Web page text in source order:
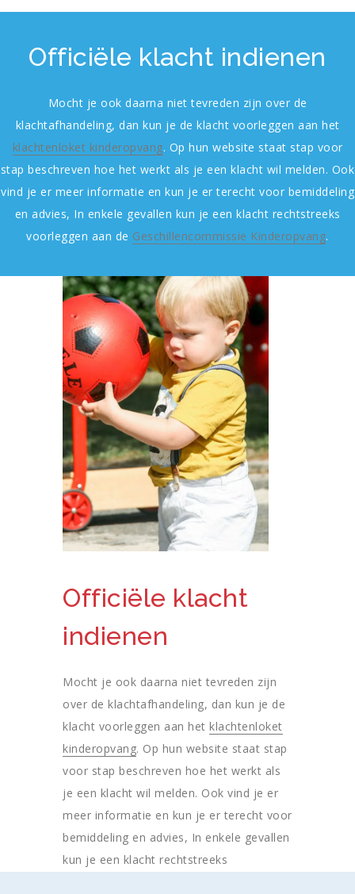
Officiële klacht indienen
Mocht je ook daarna niet tevreden zijn over de
klachtafhandeling, dan kun je de klacht voorleggen aan het
klachtenloket kinderopvang. Op hun website staat stap voor
stap beschreven hoe het werkt als je een klacht wil melden. Ook
vind je er meer informatie en kun je er terecht voor bemiddeling
en advies, In enkele gevallen kun je een klacht rechtstreeks
voorleggen aan de Geschillencommissie Kinderopvang.
Officiële klacht
indienen
Mocht je ook daarna niet tevreden zijn
over de klachtafhandeling, dan kun je de
klacht voorleggen aan het klachtenloket
kinderopvang. Op hun website staat stap
voor stap beschreven hoe het werkt als
je een klacht wil melden. Ook vind je er
meer informatie en kun je er terecht voor
bemiddeling en advies, In enkele gevallen
kun je een klacht rechtstreeks